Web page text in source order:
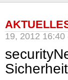
19, 2012 16:40